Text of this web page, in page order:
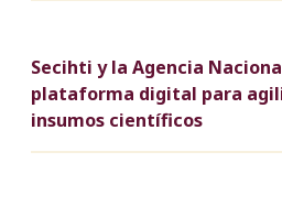
Secihti y la Agencia
plataforma digital para
insumos científicos